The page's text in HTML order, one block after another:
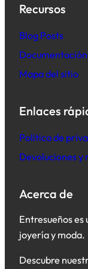
Recursos
Blog Posts
Documentación
Mapa del sitio
Enlaces
Política de
Devoluciones y
Acerca de
Entresueños
joyería y moda.
Descubre